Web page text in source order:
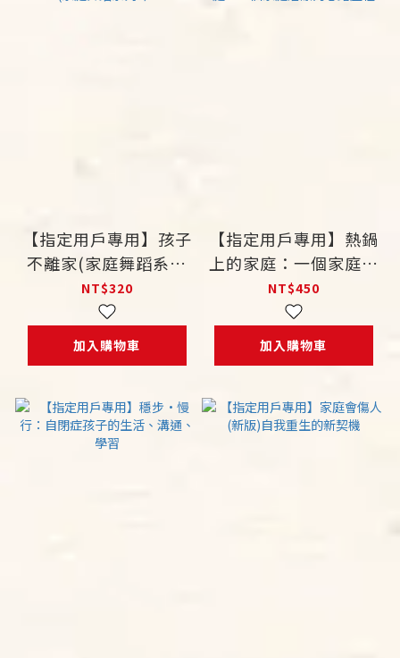
【指定用戶專用】孩子
不離家(家庭舞蹈系列
7）
NT$320
加入購物車
【指定用戶專用】熱鍋
上的家庭：一個家庭治
療的心路歷程
NT$450
加入購物車